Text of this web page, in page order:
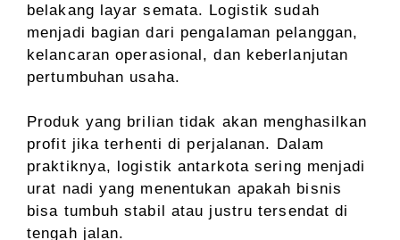
belakang layar semata. Logistik sudah
menjadi bagian dari pengalaman pelanggan,
kelancaran operasional, dan keberlanjutan
pertumbuhan usaha.
Produk yang brilian tidak akan menghasilkan
profit jika terhenti di perjalanan. Dalam
praktiknya, logistik antarkota sering menjadi
urat nadi yang menentukan apakah bisnis
bisa tumbuh stabil atau justru tersendat di
tengah jalan.